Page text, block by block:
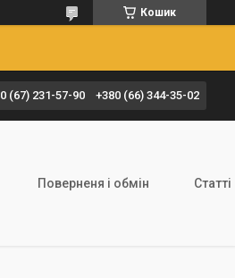
Кошик
(67) 231-57-90 +380 (66) 344-35-02
Поверненя і обмін Статті